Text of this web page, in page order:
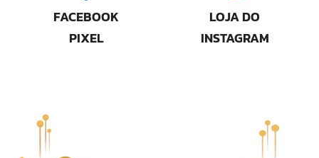
FACEBOOK
PIXEL
LOJA DO
INSTAGRAM